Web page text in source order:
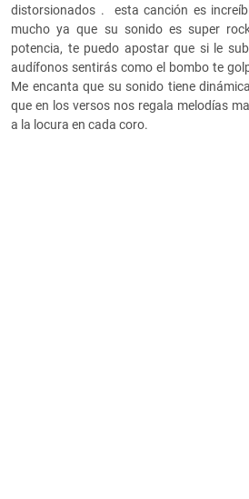
distorsionados . esta canción es
mucho ya que su sonido es super
potencia, te puedo apostar que si le
audífonos sentirás como el bombo te
Me encanta que su sonido tiene
que en los versos nos regala melodías
a la locura en cada coro.